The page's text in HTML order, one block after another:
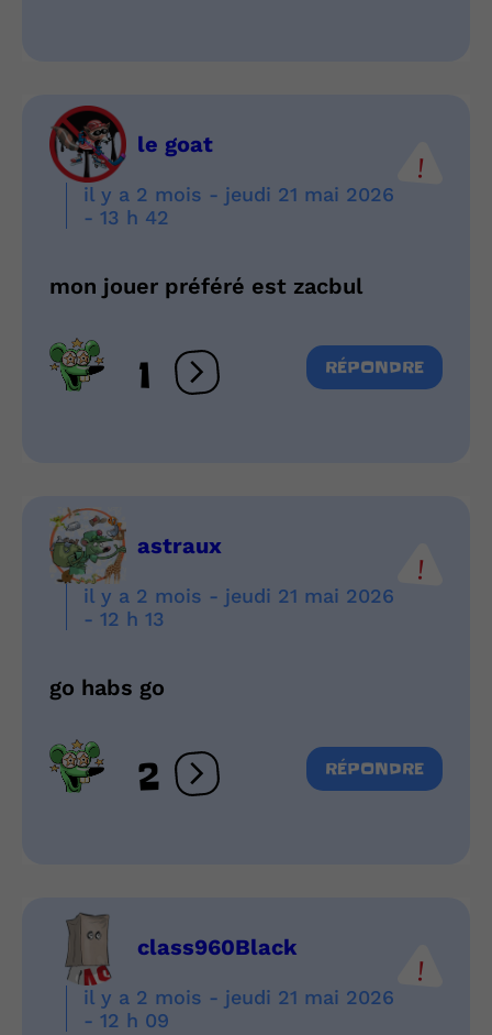
le goat
il y a 2 mois - jeudi 21 mai 2026
- 13 h 42
mon jouer préféré est zacbul
1 Ouvrir les réactions
RÉPONDRE
astraux
il y a 2 mois - jeudi 21 mai 2026
- 12 h 13
go habs go
2 Ouvrir les réactions
RÉPONDRE
class960Black
il y a 2 mois - jeudi 21 mai 2026
- 12 h 09